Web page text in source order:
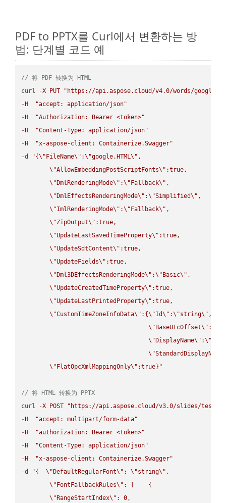
PDF to PPTX를 Curl에서 변환하는 방
법: 단계별 코드 예
// 将 PDF 转换为 HTML
curl
-X PUT
"https://api.aspose.cloud/v4.0/words/
- H
"accept: application/json"
- H
"Authorization: Bearer <token>"
- H
"Content-Type: application/json"
- H
"x-aspose-client: Containerize.Swagger"
-d "{\" FileName\" :\"google.HTML\" ,
\"AllowEmbeddingPostScriptFonts\" :true,
\" DmlRenderingMode\" :\" Fallback\" ,
\" DmlEffectsRenderingMode\" :\"Simplified\" ,
\"ImlRenderingMode\" :\" Fallback\" ,
\"ZipOutput\" :true,
\"UpdateLastSavedTimeProperty\" :true,
\"UpdateSdtContent\" :true,
\"UpdateFields\" :true,
\" Dml3DEffectsRenderingMode\" :\" Basic\" ,
\"UpdateCreatedTimeProperty\" :true,
\"UpdateLastPrintedProperty\" :true,
\"CustomTimeZoneInfoData\" :{\"Id\" :\"string\" ,
\" BaseUtcOffset\" :
\" DisplayName\" :\"
\"StandardDisplayName
\" FlatOpcXmlMappingOnly\" :true}"
// 将 HTML 转换为 PPTX
curl
-X POST
"https://api.aspose.cloud/v3.0/slides/test-
- H
"accept: multipart/form-data"
- H
"authorization: Bearer <token>"
- H
"Content-Type: application/json"
- H
"x-aspose-client: Containerize.Swagger"
-d "{ \" DefaultRegularFont\" : \"string\" ,
\" FontFallbackRules\" : [    {
\" RangeStartIndex\" : 0,